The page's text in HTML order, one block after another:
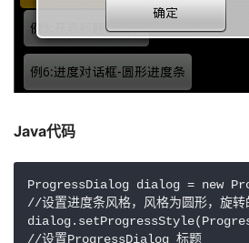
Java代码
ProgressDialog dialog = new
//设置进度条风格，风格为圆形，旋转
//设置ProgressDialog 标题